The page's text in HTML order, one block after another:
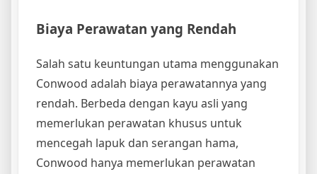
Biaya Perawatan yang Rendah
Salah satu keuntungan utama menggunakan
Conwood adalah biaya perawatannya yang
rendah. Berbeda dengan kayu asli yang
memerlukan perawatan khusus untuk
mencegah lapuk dan serangan hama,
Conwood hanya memerlukan perawatan